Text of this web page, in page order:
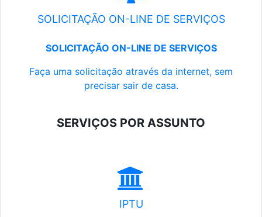
SOLICITAÇÃO ON-LINE DE SERVIÇOS
SOLICITAÇÃO ON-LINE DE SERVIÇOS
Faça uma solicitação através da internet, sem
precisar sair de casa.
SERVIÇOS POR ASSUNTO
IPTU